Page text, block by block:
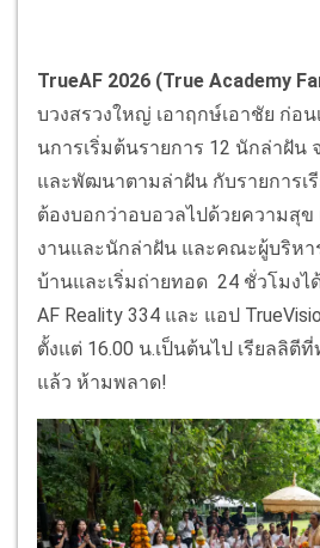
TrueAF 2026 (True Academy
บวงสรวงใหญ่ เอาฤกษ์เอาชัย ก่อน
นการเริ่มต้นรายการ 12 นักล่าฝัน
และพัฒนาตามล่าฝัน กับรายการเ
ต้องบอกว่าอบอวลไปด้วยความสุ
งานและนักล่าฝัน และคณะผู้บริหา
บ้านและเริ่มถ่ายทอด 24 ชั่วโมงไ
AF Reality 334 และ แอป
ตั้งแต่ 16.00 น.เป็นต้นไป เรียลลิ
แล้ว ห้ามพลาด!